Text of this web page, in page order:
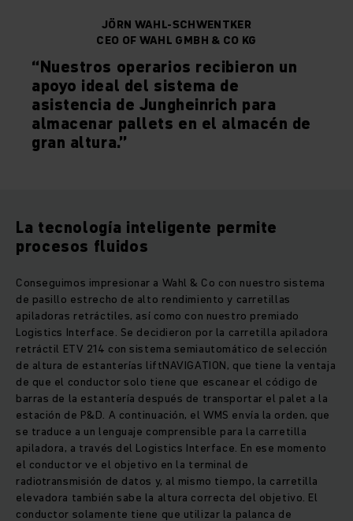
JÖRN WAHL-SCHWENTKER
CEO OF WAHL GMBH & CO KG
“Nuestros operarios recibieron un
apoyo ideal del sistema de
asistencia de Jungheinrich para
almacenar pallets en el almacén de
gran altura.”
La tecnología inteligente permite
procesos fluidos
Conseguimos impresionar a Wahl & Co con nuestro sistema
de pasillo estrecho de alto rendimiento y carretillas
apiladoras retráctiles, así como con nuestro premiado
Logistics Interface. Se decidieron por la carretilla apiladora
retráctil ETV 214 con sistema semiautomático de selección
de altura de estanterías liftNAVIGATION, que tiene la ventaja
de que el conductor solo tiene que escanear el código de
barras de la estantería después de transportar el palet a la
estación de P&D. A continuación, el WMS envía la orden, que
se traduce a un lenguaje comprensible para la carretilla
apiladora, a través del Logistics Interface. En ese momento
el conductor ve el objetivo en la terminal de
radiotransmisión de datos y, al mismo tiempo, la carretilla
elevadora también sabe la altura correcta del objetivo. El
conductor solamente tiene que utilizar la palanca de